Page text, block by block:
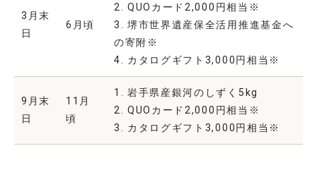
3月末
日
6月頃
2. QUOカード2,000円相当※
3. 堺市世界遺産保全活用推進基金へ
の寄附※
4. カタログギフト3,000円相当※
9月末
日
11月
頃
1. 岩手県産銀河のしずく5kg
2. QUOカード2,000円相当※
3. カタログギフト3,000円相当※